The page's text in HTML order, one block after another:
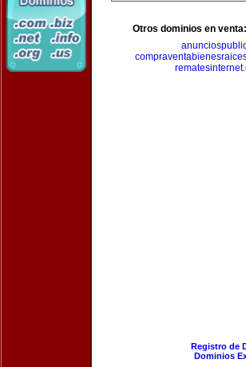
Otros dominios en venta:
Registro de
Dominios